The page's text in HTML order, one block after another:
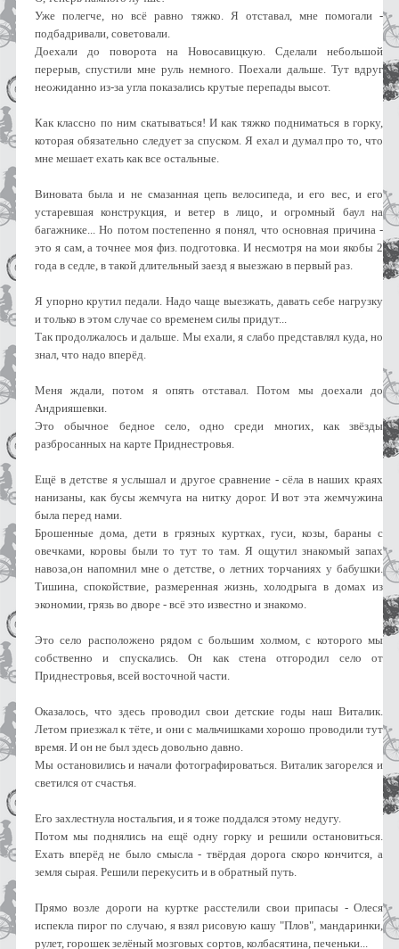
Уже полегче, но всё равно тяжко. Я отставал, мне помогали -
подбадривали, советовали.
Доехали до поворота на Новосавицкую. Сделали небольшой
перерыв, спустили мне руль немного. Поехали дальше. Тут вдруг
неожиданно из-за угла показались крутые перепады высот.
Как классно по ним скатываться! И как тяжко подниматься в горку,
которая обязательно следует за спуском. Я ехал и думал про то, что
мне мешает ехать как все остальные.
Виновата была и не смазанная цепь велосипеда, и его вес, и его
устаревшая конструкция, и ветер в лицо, и огромный баул на
багажнике... Но потом постепенно я понял, что основная причина -
это я сам, а точнее моя физ. подготовка. И несмотря на мои якобы 2
года в седле, в такой длительный заезд я выезжаю в первый раз.
Я упорно крутил педали. Надо чаще выезжать, давать себе нагрузку
и только в этом случае со временем силы придут...
Так продолжалось и дальше. Мы ехали, я слабо представлял куда, но
знал, что надо вперёд.
Меня ждали, потом я опять отставал. Потом мы доехали до
Андрияшевки.
Это обычное бедное село, одно среди многих, как звёзды
разбросанных на карте Приднестровья.
Ещё в детстве я услышал и другое сравнение - сёла в наших краях
нанизаны, как бусы жемчуга на нитку дорог. И вот эта жемчужина
была перед нами.
Брошенные дома, дети в грязных куртках, гуси, козы, бараны с
овечками, коровы были то тут то там. Я ощутил знакомый запах
навоза,он напомнил мне о детстве, о летних торчаниях у бабушки.
Тишина, спокойствие, размеренная жизнь, холодрыга в домах из
экономии, грязь во дворе - всё это известно и знакомо.
Это село расположено рядом с большим холмом, с которого мы
собственно и спускались. Он как стена отгородил село от
Приднестровья, всей восточной части.
Оказалось, что здесь проводил свои детские годы наш Виталик.
Летом приезжал к тёте, и они с мальчишками хорошо проводили тут
время. И он не был здесь довольно давно.
Мы остановились и начали фотографироваться. Виталик загорелся и
светился от счастья.
Его захлестнула ностальгия, и я тоже поддался этому недугу.
Потом мы поднялись на ещё одну горку и решили остановиться.
Ехать вперёд не было смысла - твёрдая дорога скоро кончится, а
земля сырая. Решили перекусить и в обратный путь.
Прямо возле дороги на куртке расстелили свои припасы - Олеся
испекла пирог по случаю, я взял рисовую кашу "Плов", мандаринки,
рулет, горошек зелёный мозговых сортов, колбасятина, печеньки...